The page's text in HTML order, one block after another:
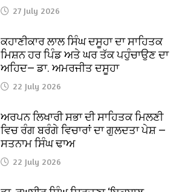
27 July 2026
ਕਹਾਣੀਕਾਰ ਲਾਲ ਸਿੰਘ ਦਸੂਹਾ ਦਾ ਸਾਹਿਤਕ
ਮਿਸ਼ਨ ਹਰ ਪਿੰਡ ਅਤੇ ਘਰ ਤੱਕ ਪਹੁੰਚਾਉਣ ਦਾ
ਅਹਿਦ— ਡਾ. ਅਮਰਜੀਤ ਦਸੂਹਾ
22 July 2026
ਅਰਪਨ ਲਿਖਾਰੀ ਸਭਾ ਦੀ ਸਾਹਿਤਕ ਮਿਲਣੀ
ਵਿਚ ਰੰਗ ਬਰੰਗੇ ਵਿਚਾਰਾਂ ਦਾ ਗੁਲਦਤਾ ਪੇਸ਼ —
ਸਤਨਾਮ ਸਿੰਘ ਢਾਅ
22 July 2026